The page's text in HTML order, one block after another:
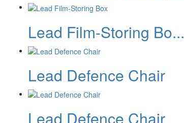
Lead Film-Storing Bo...
Lead Defence Chair
Lead Defence Chair